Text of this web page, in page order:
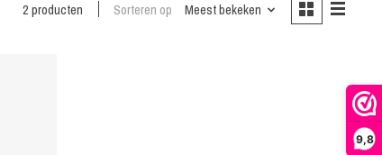
9,8
2 producten Sorteren op Meest bekeken